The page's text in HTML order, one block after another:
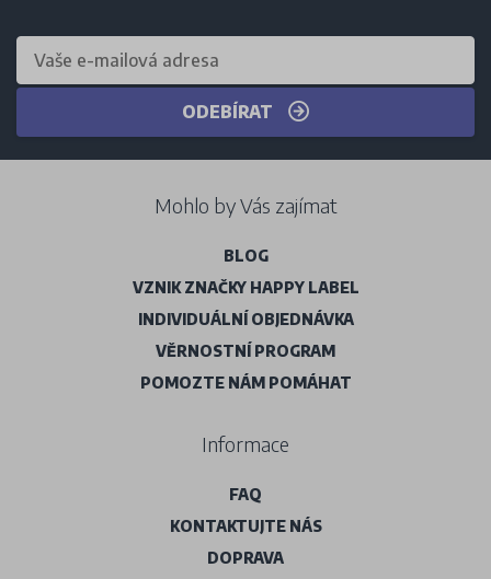
ODEBÍRAT
Mohlo by Vás zajímat
BLOG
VZNIK ZNAČKY HAPPY LABEL
INDIVIDUÁLNÍ OBJEDNÁVKA
VĚRNOSTNÍ PROGRAM
POMOZTE NÁM POMÁHAT
Informace
FAQ
KONTAKTUJTE NÁS
DOPRAVA